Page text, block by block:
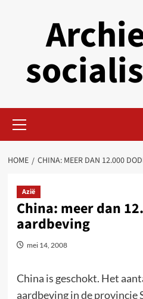
Menu
HOME CHINA: MEER DAN 12.000
Azië
China: meer dan
aardbeving
mei 14, 2008
China is geschokt. Het
aardbeving in de provincie